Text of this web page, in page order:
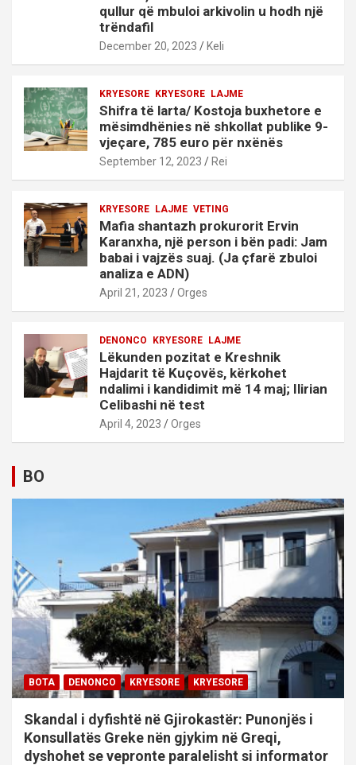
qullur që mbuloi arkivolin u hodh një
trëndafil
December 20, 2023 Keli
KRYESORE KRYESORE LAJME
Shifra të larta/ Kostoja buxhetore e
mësimdhënies në shkollat publike 9-
vjeçare, 785 euro për nxënës
September 12, 2023 Rei
KRYESORE LAJME VETING
Mafia shantazh prokurorit Ervin
Karanxha, një person i bën padi: Jam
babai i vajzës suaj. (Ja çfarë zbuloi
analiza e ADN)
April 21, 2023 Orges
DENONCO KRYESORE LAJME
Lëkunden pozitat e Kreshnik
Hajdarit të Kuçovës, kërkohet
ndalimi i kandidimit më 14 maj; Ilirian
Celibashi në test
April 4, 2023 Orges
BO
BOTA DENONCO KRYESORE KRYESORE
Skandal i dyfishtë në Gjirokastër: Punonjës i
Konsullatës Greke nën gjykim në Greqi,
dyshohet se vepronte paralelisht si informator